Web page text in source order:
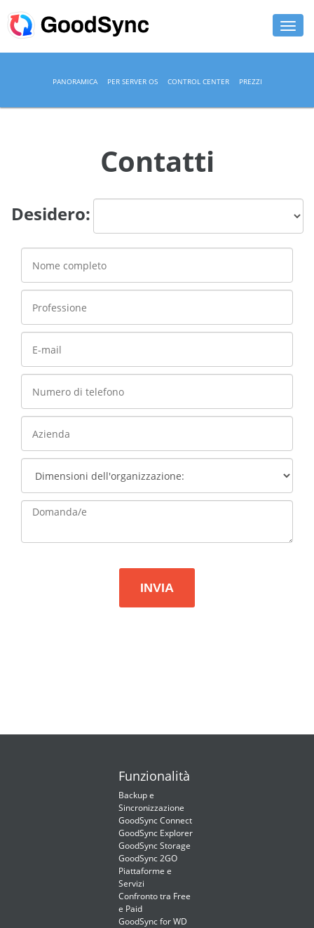
ACCEDI
PANORAMICA PER SERVER OS CONTROL CENTER PREZZI
Contatti
Desidero:
Funzionalità
Backup e
Sincronizzazione
GoodSync Connect
GoodSync Explorer
GoodSync Storage
GoodSync 2GO
Piattaforme e
Servizi
Confronto tra Free
e Paid
GoodSync for WD